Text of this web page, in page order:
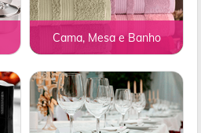
Cama, Mesa e Banho